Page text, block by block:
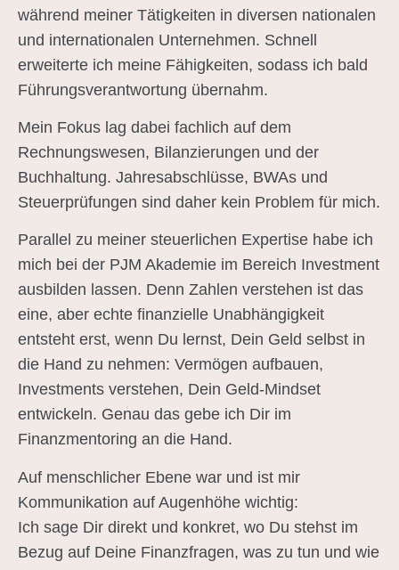
während meiner Tätigkeiten in diversen nationalen
und internationalen Unternehmen. Schnell
erweiterte ich meine Fähigkeiten, sodass ich bald
Führungsverantwortung übernahm.
Mein Fokus lag dabei fachlich auf dem
Rechnungswesen, Bilanzierungen und der
Buchhaltung. Jahresabschlüsse, BWAs und
Steuerprüfungen sind daher kein Problem für mich.
Parallel zu meiner steuerlichen Expertise habe ich
mich bei der PJM Akademie im Bereich Investment
ausbilden lassen. Denn Zahlen verstehen ist das
eine, aber echte finanzielle Unabhängigkeit
entsteht erst, wenn Du lernst, Dein Geld selbst in
die Hand zu nehmen: Vermögen aufbauen,
Investments verstehen, Dein Geld-Mindset
entwickeln. Genau das gebe ich Dir im
Finanzmentoring an die Hand.
Auf menschlicher Ebene war und ist mir
Kommunikation auf Augenhöhe wichtig:
Ich sage Dir direkt und konkret, wo Du stehst im
Bezug auf Deine Finanzfragen, was zu tun und wie